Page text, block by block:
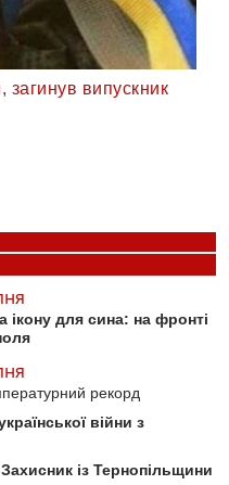
випускник
для сина: на фронті
рекорд
війни з
із Тернопільщини